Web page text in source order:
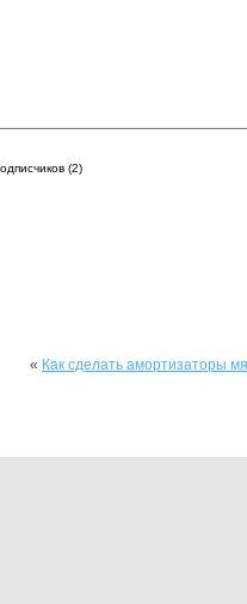
(2)
« Как сделать амортизаторы